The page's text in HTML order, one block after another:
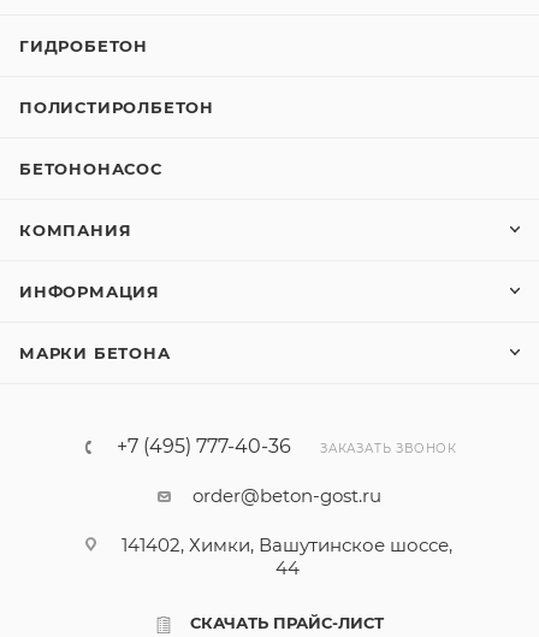
ГИДРОБЕТОН
ПОЛИСТИРОЛБЕТОН
БЕТОНОНАСОС
КОМПАНИЯ
ИНФОРМАЦИЯ
МАРКИ БЕТОНА
+7 (495) 777-40-36 ЗАКАЗАТЬ ЗВОНОК
order@beton-gost.ru
141402, Химки, Вашутинское шоссе,
44
СКАЧАТЬ ПРАЙС-ЛИСТ